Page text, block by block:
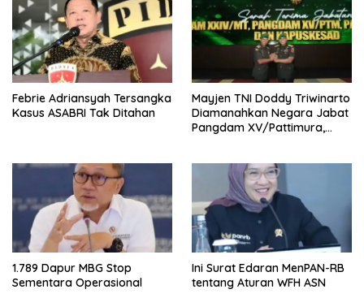
Febrie Adriansyah Tersangka
Kasus ASABRI Tak Ditahan
Mayjen TNI Doddy Triwinarto
Diamanahkan Negara Jabat
Pangdam XV/Pattimura,
1.789 Dapur MBG Stop
Sementara Operasional
Ini Surat Edaran MenPAN-RB
tentang Aturan WFH ASN